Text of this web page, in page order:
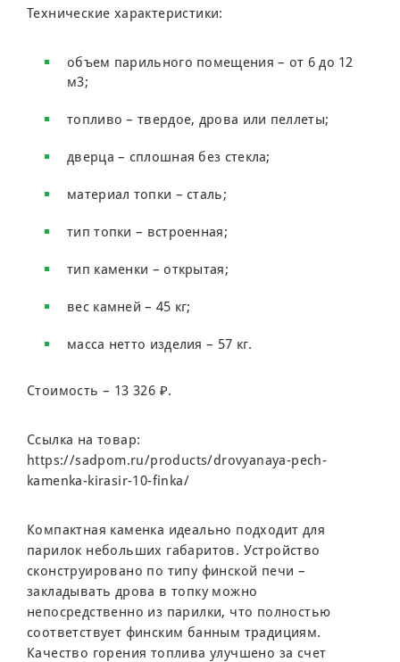
Технические характеристики:
объем парильного помещения – от 6 до 12
м3;
топливо – твердое, дрова или пеллеты;
дверца – сплошная без стекла;
материал топки – сталь;
тип топки – встроенная;
тип каменки – открытая;
вес камней – 45 кг;
масса нетто изделия – 57 кг.
Стоимость – 13 326 ₽.
Ссылка на товар:
https://sadpom.ru/products/drovyanaya-pech-
kamenka-kirasir-10-finka/
Компактная каменка идеально подходит для
парилок небольших габаритов. Устройство
сконструировано по типу финской печи –
закладывать дрова в топку можно
непосредственно из парилки, что полностью
соответствует финским банным традициям.
Качество горения топлива улучшено за счет